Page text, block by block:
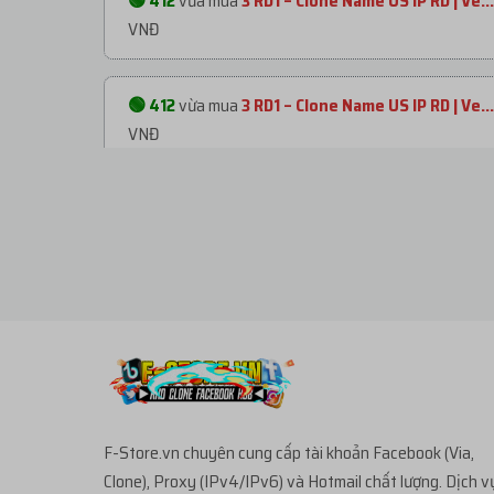
VNĐ
🟢 412vừa mua3 RD1 – Clone Name US IP RD | Ve...
VNĐ
28.990đVNĐ
F-Store.vn chuyên cung cấp tài khoản Facebook (Via,
Clone), Proxy (IPv4/IPv6) và Hotmail chất lượng. Dịch